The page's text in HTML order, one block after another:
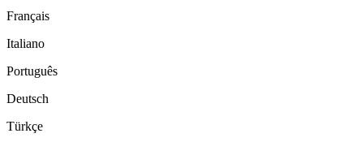
Français
Italiano
Português
Deutsch
Türkçe